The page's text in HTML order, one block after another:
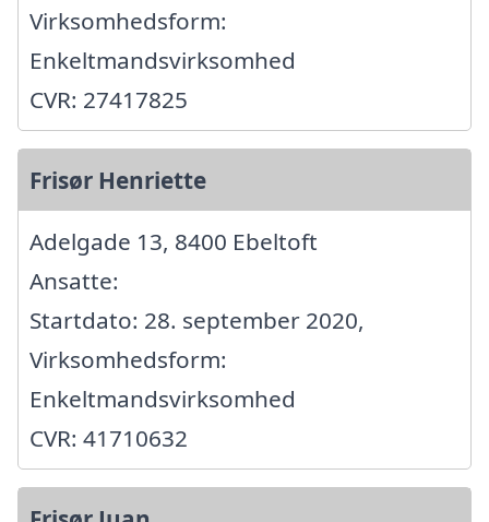
Virksomhedsform:
Enkeltmandsvirksomhed
CVR: 27417825
Frisør Henriette
Adelgade 13, 8400 Ebeltoft
Ansatte:
Startdato: 28. september 2020,
Virksomhedsform:
Enkeltmandsvirksomhed
CVR: 41710632